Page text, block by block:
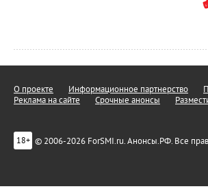
О проекте Информационное партнерство
Реклама на сайте
Срочные анонсы
18+ © 2006-2026 ForSMI.ru. Анонсы.РФ. Все